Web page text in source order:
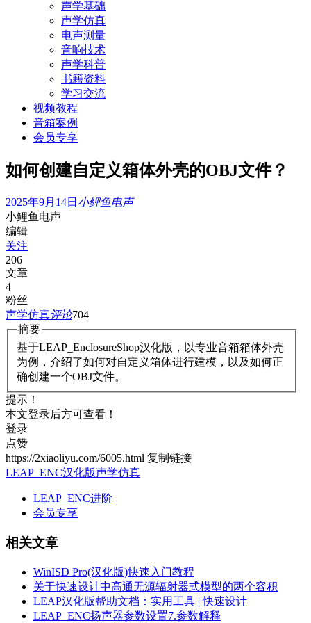
声学基础
声学仿真
电声测量
音响技术
声学科普
书籍资料
学习交流
视频教程
音箱案例
会员专享
如何创建自定义箱体外壳的OBJ文件？
2025年9月14日 小鲤鱼电声
小鲤鱼电声
编辑
关注
206
文章
4
粉丝
声学仿真评论704
摘要
基于LEAP_EnclosureShop汉化版，以专业音箱箱体外壳
为例，介绍了如何对自定义箱体进行建模，以及如何正
确创建一个OBJ文件。
提示！
本文登录后方可查看！
登录
点赞
https://2xiaoliyu.com/6005.html 复制链接
LEAP_ENC汉化版声学仿真
LEAP_ENC进阶
会员专享
相关文章
WinISD Pro(汉化版)快速入门教程
关于快速设计中高通无源辐射器式模型的两个容积
LEAP汉化版帮助文档：实用工具 | 快速设计
LEAP_ENC扬声器参数设置7.参数解释